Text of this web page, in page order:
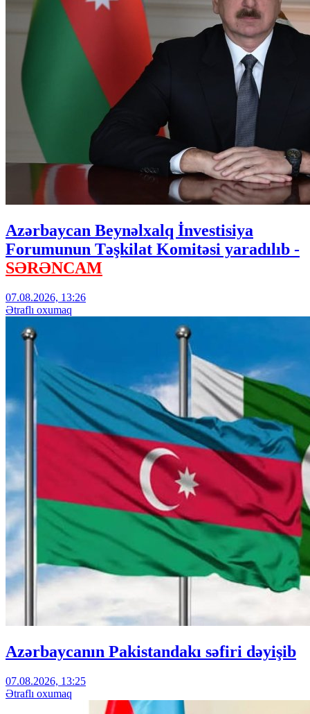
Azərbaycan Beynəlxalq İnvestisiya
Forumunun Təşkilat Komitəsi yaradılıb -
SƏRƏNCAM
07.08.2026, 13:26
Ətraflı oxumaq
Azərbaycanın Pakistandakı səfiri dəyişib
07.08.2026, 13:25
Ətraflı oxumaq